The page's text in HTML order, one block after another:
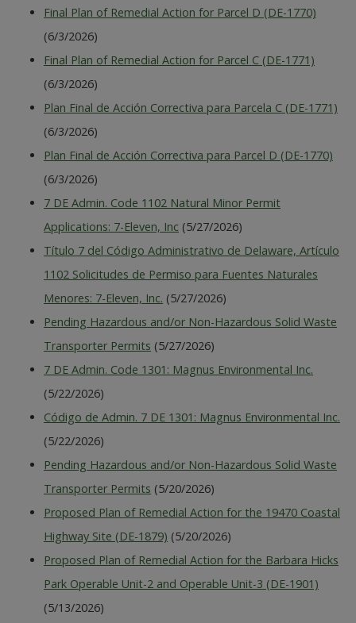
Final Plan of Remedial Action for Parcel D (DE-1770)
(6/3/2026)
Final Plan of Remedial Action for Parcel C (DE-1771)
(6/3/2026)
Plan Final de Acción Correctiva para Parcela C (DE-1771)
(6/3/2026)
Plan Final de Acción Correctiva para Parcel D (DE-1770)
(6/3/2026)
7 DE Admin. Code 1102 Natural Minor Permit
Applications: 7-Eleven, Inc (5/27/2026)
Título 7 del Código Administrativo de Delaware, Artículo
1102 Solicitudes de Permiso para Fuentes Naturales
Menores: 7-Eleven, Inc. (5/27/2026)
Pending Hazardous and/or Non-Hazardous Solid Waste
Transporter Permits (5/27/2026)
7 DE Admin. Code 1301: Magnus Environmental Inc.
(5/22/2026)
Código de Admin. 7 DE 1301: Magnus Environmental Inc.
(5/22/2026)
Pending Hazardous and/or Non-Hazardous Solid Waste
Transporter Permits (5/20/2026)
Proposed Plan of Remedial Action for the 19470 Coastal
Highway Site (DE-1879) (5/20/2026)
Proposed Plan of Remedial Action for the Barbara Hicks
Park Operable Unit-2 and Operable Unit-3 (DE-1901)
(5/13/2026)